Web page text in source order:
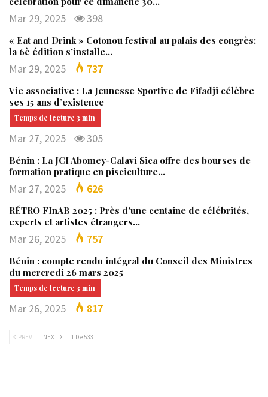
Mar 29, 2025 398
« Eat and Drink » Cotonou festival au palais des congrès:
la 6è édition s’installe…
Mar 29, 2025 737
Vie associative : La Jeunesse Sportive de Fifadji célèbre
ses 15 ans d’existence
Mar 27, 2025 305
Bénin : La JCI Abomey-Calavi Sica offre des bourses de
formation pratique en pisciculture…
Mar 27, 2025 626
RÉTRO FInAB 2025 : Près d’une centaine de célébrités,
experts et artistes étrangers…
Mar 26, 2025 757
Bénin : compte rendu intégral du Conseil des Ministres
du mercredi 26 mars 2025
Mar 26, 2025 817
PREV NEXT 1 De 533